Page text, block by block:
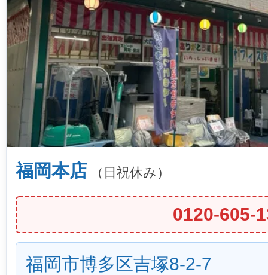
福岡本店 （日祝休み）
0120-605-
福岡市博多区吉塚8-2-7